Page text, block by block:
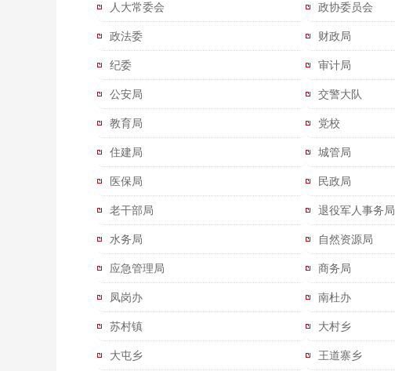
人大常委会 政协委员会
政法委 财政局
纪委 审计局
公安局 交警大队
教育局 党校
住建局 城管局
医保局 民政局
老干部局 退役军人事务局
水务局 自然资源局
应急管理局 商务局
凤岗办 南杜办
苏村镇 大村乡
大屯乡 王道寨乡